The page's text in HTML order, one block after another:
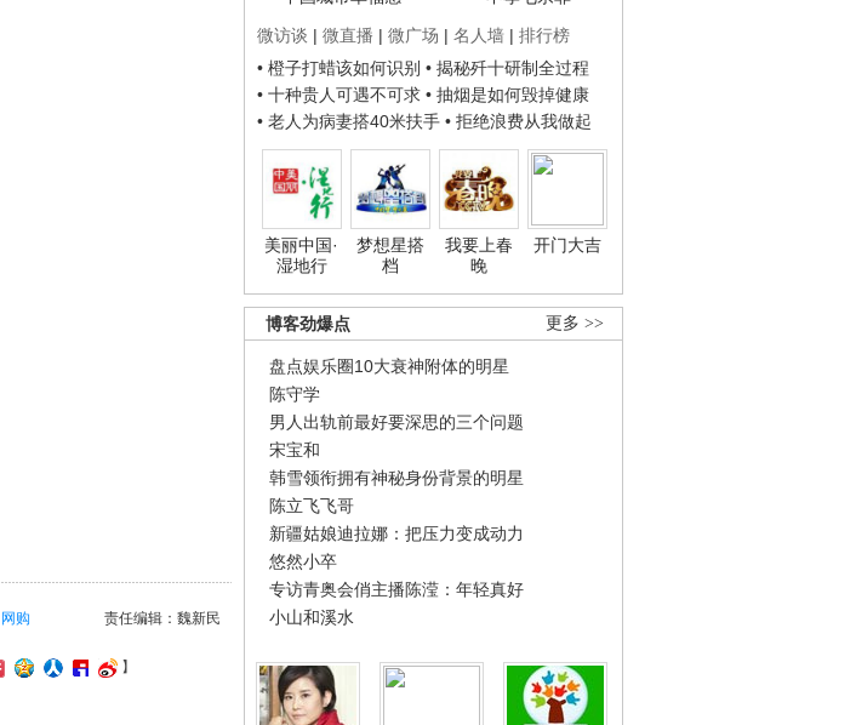
微访谈 | 微直播 | 微广场 | 名人墙 | 排行榜
• 橙子打蜡该如何识别 • 揭秘歼十研制全过程
• 十种贵人可遇不可求 • 抽烟是如何毁掉健康
• 老人为病妻搭40米扶手 • 拒绝浪费从我做起
美丽中国·
湿地行
梦想星搭
档
我要上春
晚
开门大吉
更多 >>
博客劲爆点
盘点娱乐圈10大衰神附体的明星
陈守学
男人出轨前最好要深思的三个问题
宋宝和
韩雪领衔拥有神秘身份背景的明星
陈立飞飞哥
新疆姑娘迪拉娜：把压力变成动力
悠然小卒
专访青奥会俏主播陈滢：年轻真好
小山和溪水
责任编辑：魏新民
网购
】